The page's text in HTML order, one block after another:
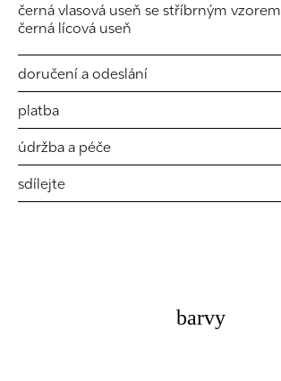
černá vlasová useň se stříbrným vzorem
černá lícová useň
doručení a odeslání
platba
údržba a péče
sdílejte
barvy